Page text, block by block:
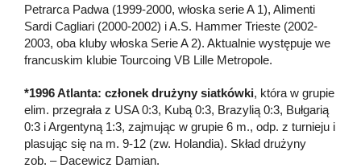
Petrarca Padwa (1999-2000, włoska serie A 1), Alimenti
Sardi Cagliari (2000-2002) i A.S. Hammer Trieste (2002-
2003, oba kluby włoska Serie A 2). Aktualnie występuje we
francuskim klubie Tourcoing VB Lille Metropole.
*1996 Atlanta: członek drużyny siatkówki, która w grupie
elim. przegrała z USA 0:3, Kubą 0:3, Brazylią 0:3, Bułgarią
0:3 i Argentyną 1:3, zajmując w grupie 6 m., odp. z turnieju i
plasując się na m. 9-12 (zw. Holandia). Skład drużyny
zob. – Dacewicz Damian.